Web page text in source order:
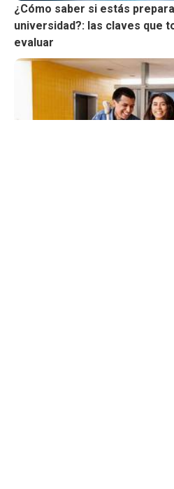
¿Cómo saber si estás
universidad?: las claves que
evaluar